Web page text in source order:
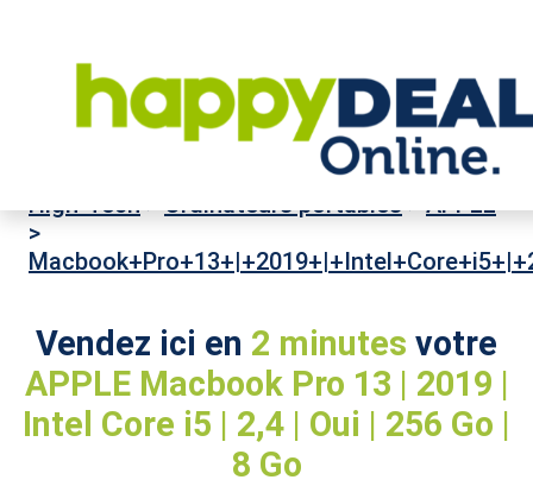
High-Tech>Ordinateurs portables>APPLE
>
Vendez ici en 2 minutes votre
APPLE Macbook Pro 13 | 2019 |
Intel Core i5 | 2,4 | Oui | 256 Go |
8 Go